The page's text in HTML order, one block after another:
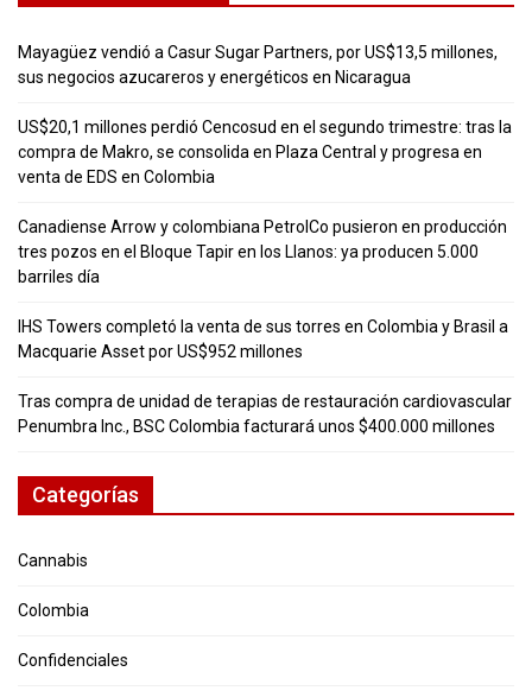
Mayagüez vendió a Casur Sugar Partners, por US$13,5 millones,
sus negocios azucareros y energéticos en Nicaragua
US$20,1 millones perdió Cencosud en el segundo trimestre: tras la
compra de Makro, se consolida en Plaza Central y progresa en
venta de EDS en Colombia
Canadiense Arrow y colombiana PetrolCo pusieron en producción
tres pozos en el Bloque Tapir en los Llanos: ya producen 5.000
barriles día
IHS Towers completó la venta de sus torres en Colombia y Brasil a
Macquarie Asset por US$952 millones
Tras compra de unidad de terapias de restauración cardiovascular
Penumbra Inc., BSC Colombia facturará unos $400.000 millones
Categorías
Cannabis
Colombia
Confidenciales